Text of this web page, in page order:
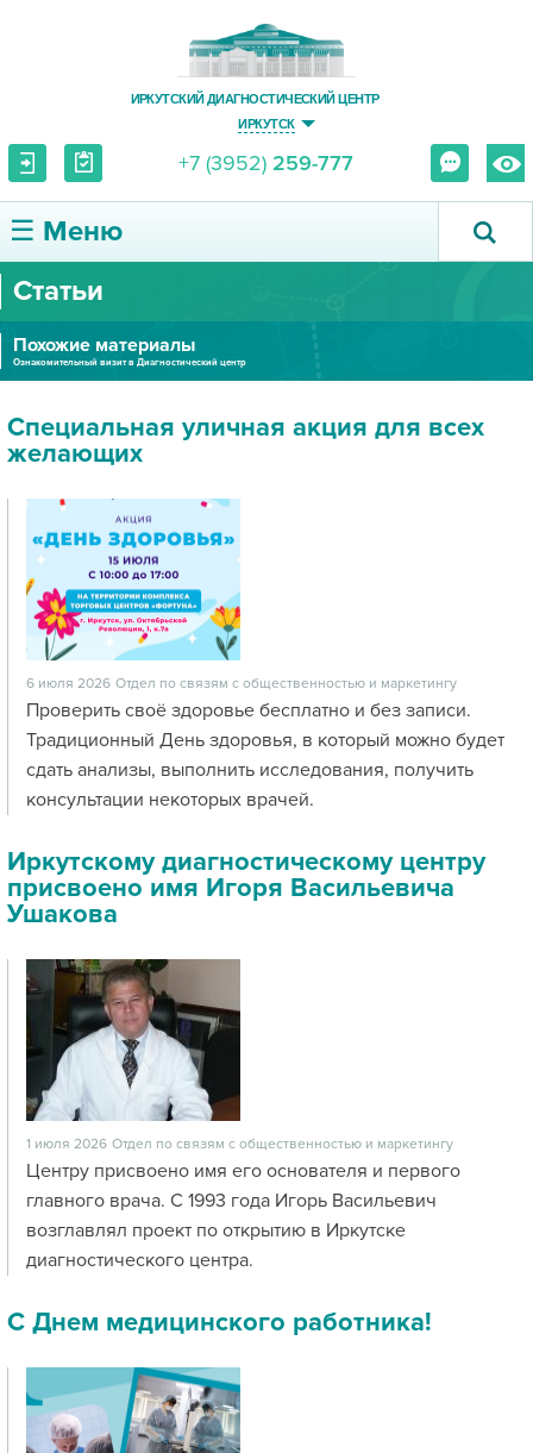
ИРКУТСКИЙ ДИАГНОСТИЧЕСКИЙ ЦЕНТР
ИРКУТСК
+7 (3952) 259-777
☰ Меню
О ЦЕНТРЕ
УСЛУГИ И ЦЕНЫ
ПРАВОВАЯ ИНФОРМАЦИЯ
Статьи
Похожие материалы
Ознакомительный визит в Диагностический центр
Специальная уличная акция для всех
желающих
6 июля 2026 Отдел по связям с общественностью и маркетингу
Проверить своё здоровье бесплатно и без записи.
Традиционный День здоровья, в который можно будет
сдать анализы, выполнить исследования, получить
консультации некоторых врачей.
Иркутскому диагностическому центру
присвоено имя Игоря Васильевича
Ушакова
1 июля 2026 Отдел по связям с общественностью и маркетингу
Центру присвоено имя его основателя и первого
главного врача. С 1993 года Игорь Васильевич
возглавлял проект по открытию в Иркутске
диагностического центра.
С Днем медицинского работника!